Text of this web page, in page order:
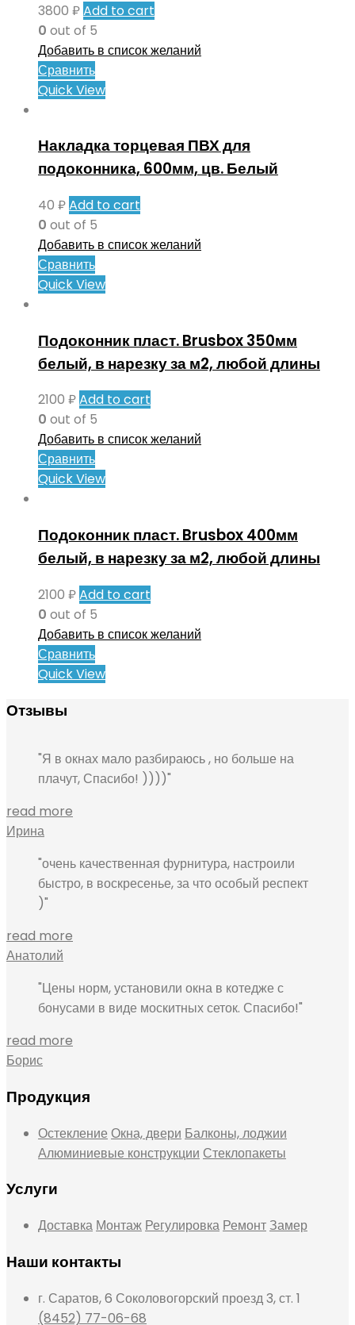
3800 ₽Add to cart
0 out of 5
Добавить в список желаний
Сравнить
Quick View
Накладка торцевая ПВХ для
подоконника, 600мм, цв. Белый
40 ₽Add to cart
0 out of 5
Добавить в список желаний
Сравнить
Quick View
Подоконник пласт. Brusbox 350мм
белый, в нарезку за м2, любой длины
2100 ₽Add to cart
0 out of 5
Добавить в список желаний
Сравнить
Quick View
Подоконник пласт. Brusbox 400мм
белый, в нарезку за м2, любой длины
2100 ₽Add to cart
0 out of 5
Добавить в список желаний
Сравнить
Quick View
Отзывы
Я в окнах мало разбираюсь , но больше на
плачут, Спасибо! ))))
read more
Ирина
очень качественная фурнитура, настроили
быстро, в воскресенье, за что особый респект
)
read more
Анатолий
Цены норм, установили окна в котедже с
бонусами в виде москитных сеток. Спасибо!
read more
Борис
Продукция
Остекление Окна, двери Балконы, лоджии
Алюминиевые конструкции Стеклопакеты
Услуги
Доставка Монтаж Регулировка Ремонт Замер
Наши контакты
г. Саратов, 6 Соколовогорский проезд 3, ст. 1
(8452) 77-06-68